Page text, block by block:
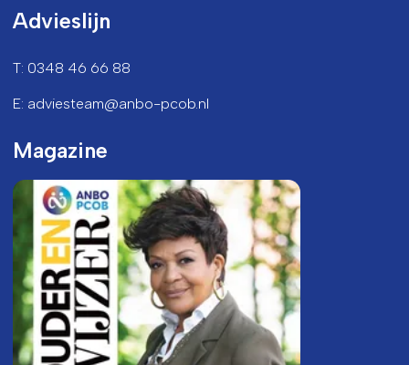
Advieslijn
T: 0348 46 66 88
E: adviesteam@anbo-pcob.nl
Magazine